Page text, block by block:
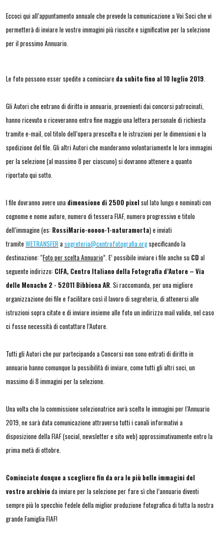
Eccoci qui all’appuntamento annuale che prevede la comunicazione a Voi Soci che vi
permetterà di inviare le vostre immagini più riuscite e significative per la selezione
per il prossimo Annuario.
Le foto possono esser spedite a cominciare da subito fino al 10 luglio 2019.
Gli Autori che entrano di diritto in annuario, provenienti dai concorsi patrocinati,
hanno ricevuto o riceveranno entro fine maggio una lettera personale di richiesta
tramite e-mail, col titolo dell’opera prescelta e le istruzioni per le dimensioni e la
spedizione del file. Gli altri Autori che manderanno volontariamente le loro immagini
per la selezione (al massimo 8 per ciascuno) si dovranno attenere a quanto
riportato qui sotto.
I file dovranno avere una dimensione di 2500 pixelsul lato lungo e nominati con
cognome e nome autore, numero di tessera FIAF, numero progressivo e titolo
dell’immagine (es: RossiMario-ooooo-1-naturamorta) e inviati
tramite WETRANSFERasegreteria@centrofotografia.orgspecificando la
destinazione: “Foto per scelta Annuario”. E’ possibile inviare i file anche su CDal
seguente indirizzo: CIFA, Centro Italiano della Fotografia d’Autore – Via
delle Monache 2 - 52011 Bibbiena AR. Si raccomanda, per una migliore
organizzazione dei file e facilitare così il lavoro di segreteria, di attenersi alle
istruzioni sopra citate e di inviare insieme alle foto un indirizzo mail valido, nel caso
ci fosse necessità di contattare l’Autore.
Tutti gli Autori che pur partecipando a Concorsi non sono entrati di diritto in
annuario hanno comunque la possibilità di inviare, come tutti gli altri soci, un
massimo di 8 immagini per la selezione.
Una volta che la commissione selezionatrice avrà scelto le immagini per l’Annuario
2019, ne sarà data comunicazione attraverso tutti i canali informativi a
disposizione della FIAF (social, newsletter e sito web) approssimativamente entro la
prima metà di ottobre.
Cominciate dunque a scegliere fin da ora le più belle immagini del
vostro archivioda inviare per la selezione per fare sì che l’annuario diventi
sempre più lo specchio fedele della miglior produzione fotografica di tutta la nostra
grande Famiglia FIAF!